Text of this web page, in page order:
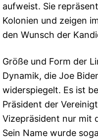
aufweist. Sie
Kolonien und zeigen
den Wunsch der
Größe und Form der
Dynamik, die Joe
widerspiegelt. Es ist
Präsident der
Vizepräsident nur mit
Sein Name wurde